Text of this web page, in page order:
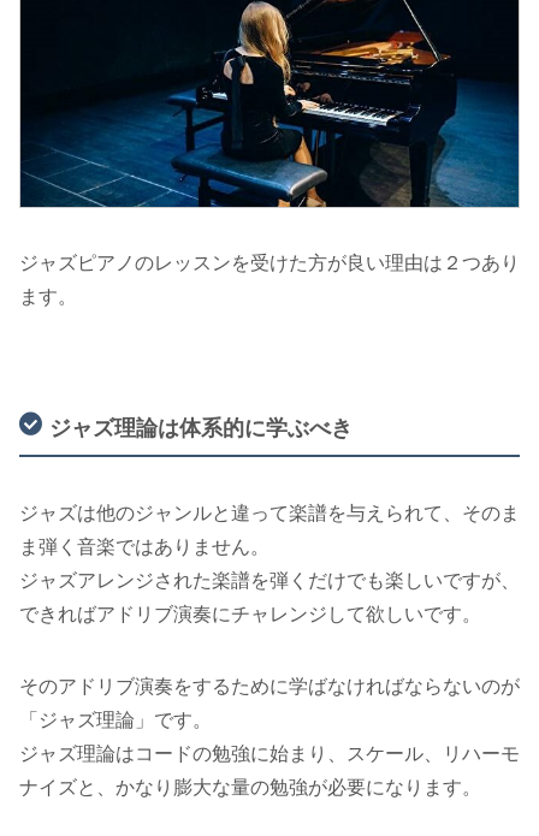
ジャズピアノのレッスンを受けた方が良い理由は２つあり
ます。
ジャズ理論は体系的に学ぶべき
ジャズは他のジャンルと違って楽譜を与えられて、そのま
ま弾く音楽ではありません。
ジャズアレンジされた楽譜を弾くだけでも楽しいですが、
できればアドリブ演奏にチャレンジして欲しいです。
そのアドリブ演奏をするために学ばなければならないのが
「ジャズ理論」です。
ジャズ理論はコードの勉強に始まり、スケール、リハーモ
ナイズと、かなり膨大な量の勉強が必要になります。